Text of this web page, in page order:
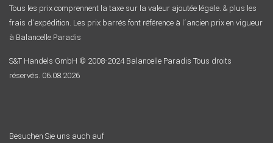
Tous les prix comprennent la taxe sur la valeur ajoutée légale. & plus les
frais d´expédition. Les prix barrés font référence à l´ancien prix en vigueur
à Balancelle Paradis
S&T Handels GmbH © 2008-2024 Balancelle Paradis Tous droits
réservés. 06.08.2026
Besuchen Sie uns auch auf